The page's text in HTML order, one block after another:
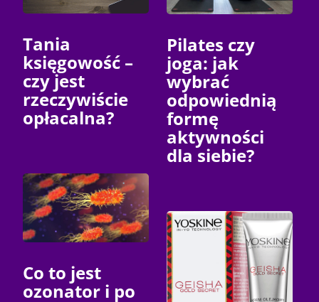
Tania
księgowość –
czy jest
rzeczywiście
opłacalna?
Co to jest
ozonator i po
Pilates czy
joga: jak
wybrać
odpowiednią
formę
aktywności
dla siebie?